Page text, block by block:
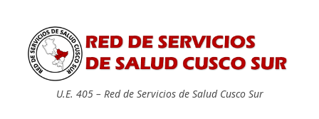
U.E. 405 – Red de Servicios de Salud Cusco Sur